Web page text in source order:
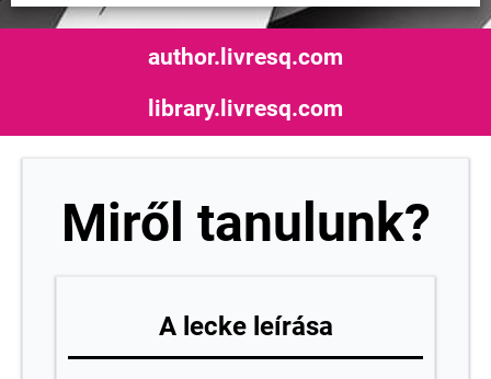
author.livresq.com
library.livresq.com
Miről tanulunk?
A lecke leírása